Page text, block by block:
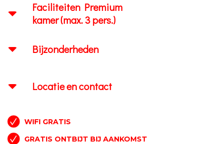
Faciliteiten Premium
kamer (max. 3 pers.)
Bijzonderheden
Locatie en contact
WIFI GRATIS
GRATIS ONTBIJT BIJ AANKOMST